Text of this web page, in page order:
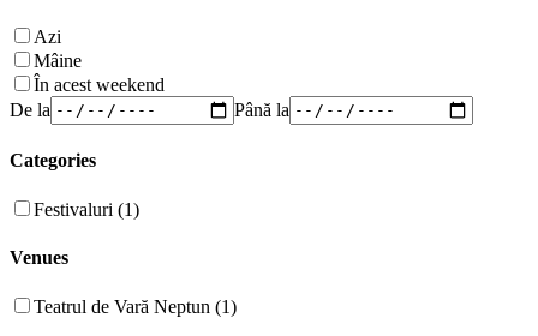
Azi
Mâine
În acest weekend
De la
Până la
Categories
Festivaluri (1)
Venues
Teatrul de Vară Neptun (1)